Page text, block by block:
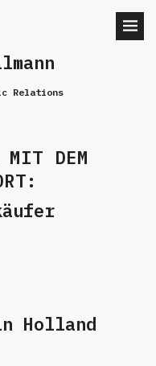
Relations
DEM
Holland